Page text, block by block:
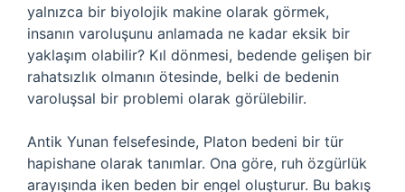
yalnızca bir biyolojik makine olarak görmek,
insanın varoluşunu anlamada ne kadar eksik bir
yaklaşım olabilir? Kıl dönmesi, bedende gelişen bir
rahatsızlık olmanın ötesinde, belki de bedenin
varoluşsal bir problemi olarak görülebilir.
Antik Yunan felsefesinde, Platon bedeni bir tür
hapishane olarak tanımlar. Ona göre, ruh özgürlük
arayışında iken beden bir engel oluşturur. Bu bakış